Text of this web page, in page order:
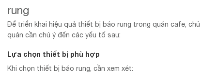
rung
Để triển khai hiệu quả thiết bị báo rung trong quán cafe, chủ
quán cần chú ý đến các yếu tố sau:
Lựa chọn thiết bị phù hợp
Khi chọn thiết bị báo rung, cần xem xét: